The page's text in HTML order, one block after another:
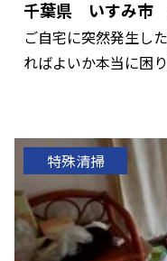
千葉県 いすみ市
ご自宅に突然発生し
ればよいか本当に困
特殊清掃